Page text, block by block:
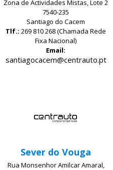
Zona de Actividades Mistas, Lote 2
7540-235
Santiago do Cacem
Tlf.:269 810 268 (Chamada Rede
Fixa Nacional)
Email:
santiagocacem@centrauto.pt
Sever do Vouga
Rua Monsenhor Amilcar Amaral,